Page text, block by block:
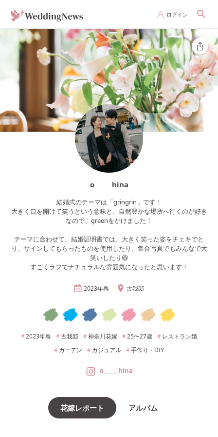
ログイン
o______hina
結婚式のテーマは「gringrin」です！
大きく口を開けて笑うという意味と、自然豊かな場所へ行くのが好き
なので、greenをかけました！
テーマに合わせて、結婚証明書では、大きく笑った姿をチェキでと
り、サインしてもらったものを使用したり、集合写真でもみんなで大
笑いしたり😆
すごくラフでナチュラルな雰囲気になったと思います！
2023年春 古我邸
2023年春 古我邸 神奈川花嫁 25〜27歳
レストラン婚
ガーデン
カジュアル 手作り・DIY
o______hina
花嫁レポート アルバム